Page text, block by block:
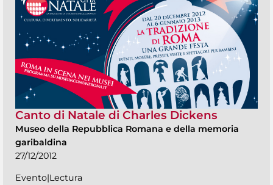
Canto di Natale di Charles Dickens
Museo della Repubblica Romana e della memoria
garibaldina
27/12/2012
Evento|Lectura